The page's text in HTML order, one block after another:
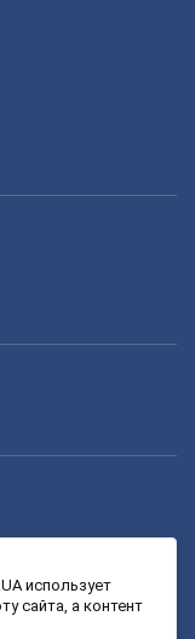
использует
сайта, а контент